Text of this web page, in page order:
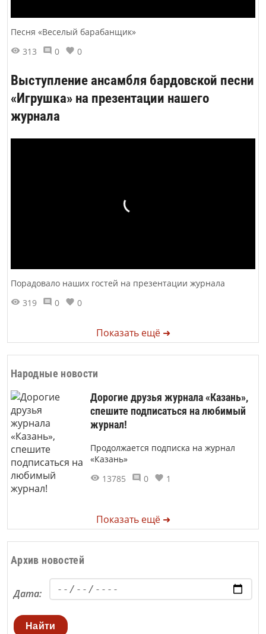
Песня «Веселый барабанщик»
313
0 0
Выступление ансамбля бардовской песни
«Игрушка» на презентации нашего
журнала
Порадовало наших гостей на презентации журнала
319
0 0
Показать ещё ➜
Народные новости
Дорогие друзья журнала «Казань»,
спешите подписаться на любимый
журнал!
Продолжается подписка на журнал
«Казань»
13785
0 1
Показать ещё ➜
Архив новостей
Дата:
Найти